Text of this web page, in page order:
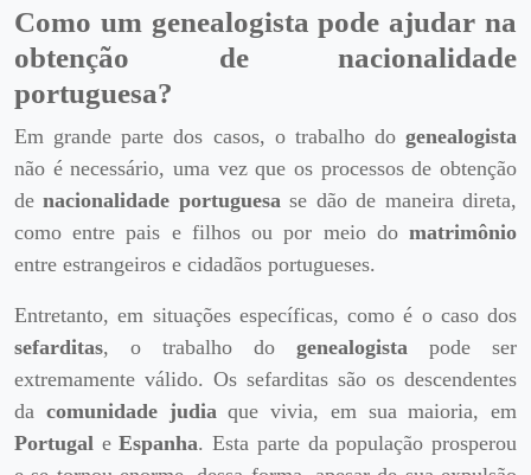
Como um genealogista pode ajudar na
obtenção de nacionalidade
portuguesa?
Em grande parte dos casos, o trabalho do genealogista
não é necessário, uma vez que os processos de obtenção
denacionalidade portuguesa se dão de maneira direta,
como entre pais e filhos ou por meio do matrimônio
entre estrangeiros e cidadãos portugueses.
Entretanto, em situações específicas, como é o caso dos
sefarditas, o trabalho do genealogista pode ser
extremamente válido. Os sefarditas são os descendentes
da comunidade judia que vivia, em sua maioria, em
Portugal eEspanha. Esta parte da população prosperou